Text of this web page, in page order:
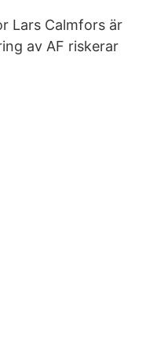
Lars Calmfors är
av AF riskerar